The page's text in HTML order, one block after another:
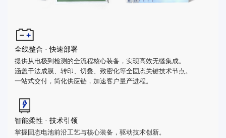
全线整合 · 快速部署
提供从电极到检测的全流程核心装备，实现高效无缝集成。
涵盖干法成膜、转印、切叠、致密化等全固态关键技术节点。
一站式交付，简化供应链，加速客户量产进程。
智能柔性 · 技术引领
掌握固态电池前沿工艺与核心装备，驱动技术创新。